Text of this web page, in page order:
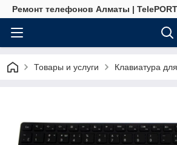
Ремонт телефонов Алматы | TelePORT
Товары и услуги Клавиатура